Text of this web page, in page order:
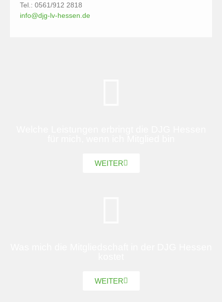
Tel.: 0561/912 2818
info@djg-lv-hessen.de
WEITER
WEITER